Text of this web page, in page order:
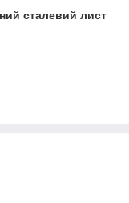
сталевий лист